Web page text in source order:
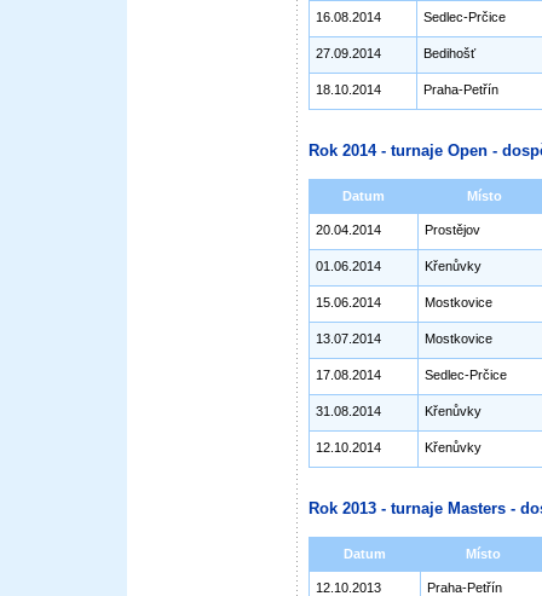
16.08.2014 Sedlec-Prčice
27.09.2014 Bedihošť
18.10.2014 Praha-Petřín
Rok 2014 - turnaje Open -
Datum Místo
20.04.2014 Prostějov
01.06.2014 Křenůvky
15.06.2014 Mostkovice
13.07.2014 Mostkovice
17.08.2014 Sedlec-Prčice
31.08.2014 Křenůvky
12.10.2014 Křenůvky
Rok 2013 - turnaje Masters -
Datum Místo
12.10.2013 Praha-Petřín